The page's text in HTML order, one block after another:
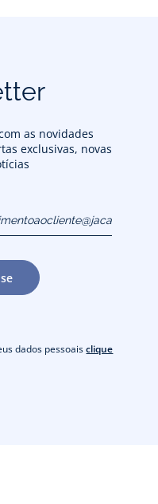
as novidades
exclusivas, novas
dados pessoaisclique